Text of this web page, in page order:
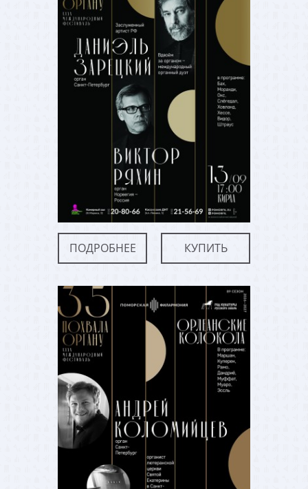
ПОДРОБНЕЕ КУПИТЬ